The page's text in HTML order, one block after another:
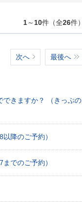
1～ 10件（全26件）
次へ 最後へ
できますか？ （きっぷの
降のご予約）
でのご予約）